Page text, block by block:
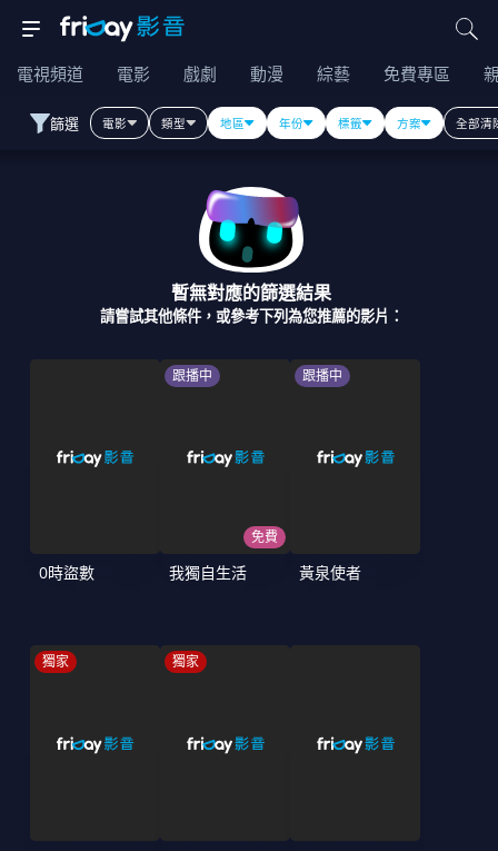
電視頻道 電影 戲劇 動漫 綜藝 免費專區
篩選 電影 類型 地區 年份 標籤 方案 全部清
暫無對應的篩選結果
請嘗試其他條件，或參考下列為您推薦的影片：
0時盜數
跟播中
免費
我獨自生活
跟播中
黃泉使者
獨家 獨家